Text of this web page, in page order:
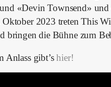
«Devin Townsend» und
2023 treten This
bringen die Bühne zum
Anlass gibt’shier!